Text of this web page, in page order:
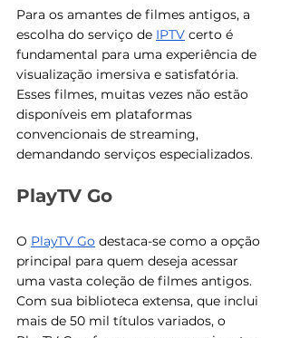
Para os amantes de filmes antigos, a
escolha do serviço de IPTV certo é
fundamental para uma experiência de
visualização imersiva e satisfatória.
Esses filmes, muitas vezes não estão
disponíveis em plataformas
convencionais de streaming,
demandando serviços especializados.
PlayTV Go
O PlayTV Go destaca-se como a opção
principal para quem deseja acessar
uma vasta coleção de filmes antigos.
Com sua biblioteca extensa, que inclui
mais de 50 mil títulos variados, o